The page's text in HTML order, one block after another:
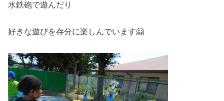
水鉄砲で遊んだり
好きな遊びを存分に楽しんでいます🤗